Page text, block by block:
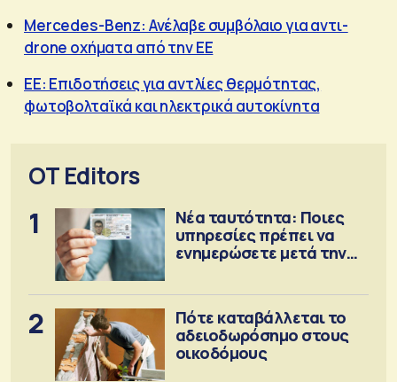
Mercedes-Benz: Ανέλαβε συμβόλαιο για αντι-
drone οχήματα από την ΕΕ
ΕΕ: Επιδοτήσεις για αντλίες θερμότητας,
φωτοβολταϊκά και ηλεκτρικά αυτοκίνητα
OT Editors
1
Νέα ταυτότητα: Ποιες
υπηρεσίες πρέπει να
ενημερώσετε μετά την
2
Πότε καταβάλλεται το
αδειοδωρόσημο στους
οικοδόμους